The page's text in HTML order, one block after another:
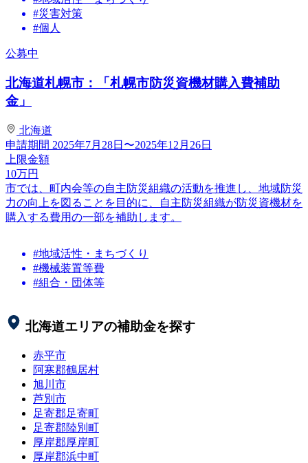
#災害対策
#個人
公募中
北海道札幌市：「札幌市防災資機材購入費補助
金」
北海道
申請期間 2025年7月28日〜2025年12月26日
上限金額
10万円
市では、町内会等の自主防災組織の活動を推進し、地域防災
力の向上を図ることを目的に、自主防災組織が防災資機材を
購入する費用の一部を補助します。
#地域活性・まちづくり
#機械装置等費
#組合・団体等
北海道エリアの補助金を探す
赤平市
阿寒郡鶴居村
旭川市
芦別市
足寄郡足寄町
足寄郡陸別町
厚岸郡厚岸町
厚岸郡浜中町